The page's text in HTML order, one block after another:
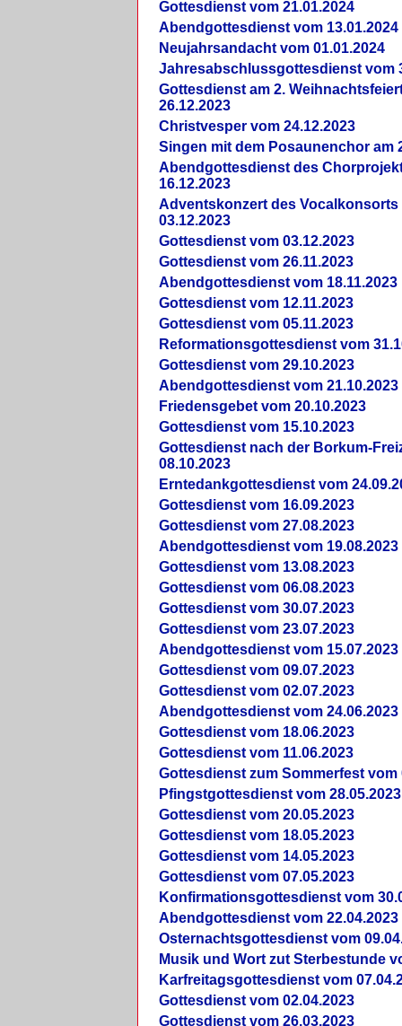
Gottesdienst vom 21.01.2024
Abendgottesdienst vom 13.01.2024
Neujahrsandacht vom 01.01.2024
Jahresabschlussgottesdienst vom
Gottesdienst am 2.
26.12.2023
Christvesper vom 24.12.2023
Singen mit dem Posaunenchor am
Abendgottesdienst des
16.12.2023
Adventskonzert des Vocalkonsorts
03.12.2023
Gottesdienst vom 03.12.2023
Gottesdienst vom 26.11.2023
Abendgottesdienst vom 18.11.2023
Gottesdienst vom 12.11.2023
Gottesdienst vom 05.11.2023
Reformationsgottesdienst vom
Gottesdienst vom 29.10.2023
Abendgottesdienst vom 21.10.2023
Friedensgebet vom 20.10.2023
Gottesdienst vom 15.10.2023
Gottesdienst nach der Borkum-
08.10.2023
Erntedankgottesdienst vom
Gottesdienst vom 16.09.2023
Gottesdienst vom 27.08.2023
Abendgottesdienst vom 19.08.2023
Gottesdienst vom 13.08.2023
Gottesdienst vom 06.08.2023
Gottesdienst vom 30.07.2023
Gottesdienst vom 23.07.2023
Abendgottesdienst vom 15.07.2023
Gottesdienst vom 09.07.2023
Gottesdienst vom 02.07.2023
Abendgottesdienst vom 24.06.2023
Gottesdienst vom 18.06.2023
Gottesdienst vom 11.06.2023
Gottesdienst zum Sommerfest vom
Pfingstgottesdienst vom 28.05.2023
Gottesdienst vom 20.05.2023
Gottesdienst vom 18.05.2023
Gottesdienst vom 14.05.2023
Gottesdienst vom 07.05.2023
Konfirmationsgottesdienst vom
Abendgottesdienst vom 22.04.2023
Osternachtsgottesdienst vom
Musik und Wort zut Sterbestunde
Karfreitagsgottesdienst vom
Gottesdienst vom 02.04.2023
Gottesdienst vom 26.03.2023